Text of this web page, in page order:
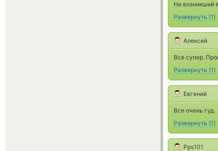
На возникший
Развернуть (1)
Алексей
Все супер.
Развернуть (1)
Евгений
Все очень гуд.
Развернуть (1)
Pps101